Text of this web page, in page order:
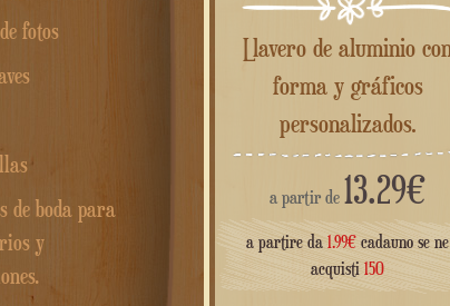
Llavero de aluminio con
forma y gráficos
personalizados.
a partir de13.29€
a partire da1.99€ cadauno se ne
acquisti150
fotos
de boda para
y